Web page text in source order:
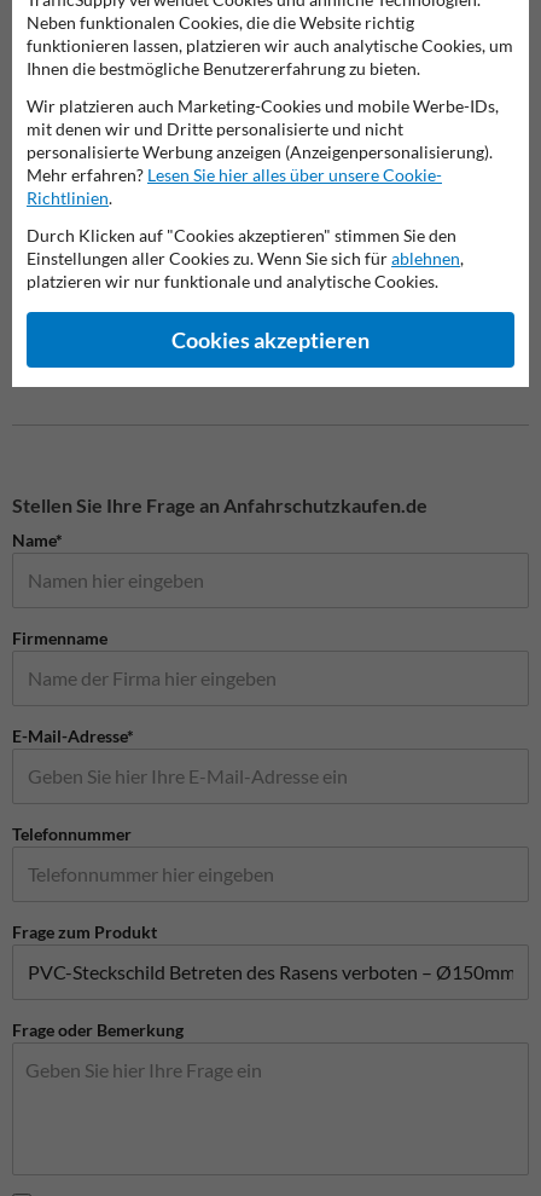
Verbotsschilder Privatgrundstück Schilder
Schilder
Jetzt bestellen bei Verkehrsschildkaufen.de
Sichern Sie sich dieses hochwertige Steckschild und sorgen Sie für
klare Kommunikation auf Ihrem Gelände. Einfach online bestellen
und von schneller Lieferung profitieren.
Stellen Sie Ihre Frage an Anfahrschutzkaufen.de
Name*
Firmenname
E-Mail-Adresse*
Telefonnummer
Frage zum Produkt
Frage oder Bemerkung
Neben funktionalen Cookies, die die Website richtig
funktionieren lassen, platzieren wir auch analytische Cookies, um
Ihnen die bestmögliche Benutzererfahrung zu bieten.
Wir platzieren auch Marketing-Cookies und mobile Werbe-IDs,
mit denen wir und Dritte personalisierte und nicht
personalisierte Werbung anzeigen (Anzeigenpersonalisierung).
Mehr erfahren? Lesen Sie hier alles über unsere Cookie-
Richtlinien.
Durch Klicken auf "Cookies akzeptieren" stimmen Sie den
Einstellungen aller Cookies zu. Wenn Sie sich fürablehnen,
platzieren wir nur funktionale und analytische Cookies.
Cookies akzeptieren